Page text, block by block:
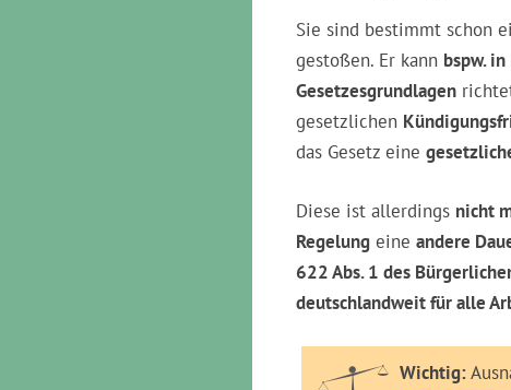
Sie sind bestimmt schon
gestoßen. Er kann bspw.
Gesetzesgrundlagen
gesetzlichen
das Gesetz eine
Diese ist allerdings nicht
Regelung eine andere
622 Abs. 1 des
deutschlandweit für alle
Wichtig: